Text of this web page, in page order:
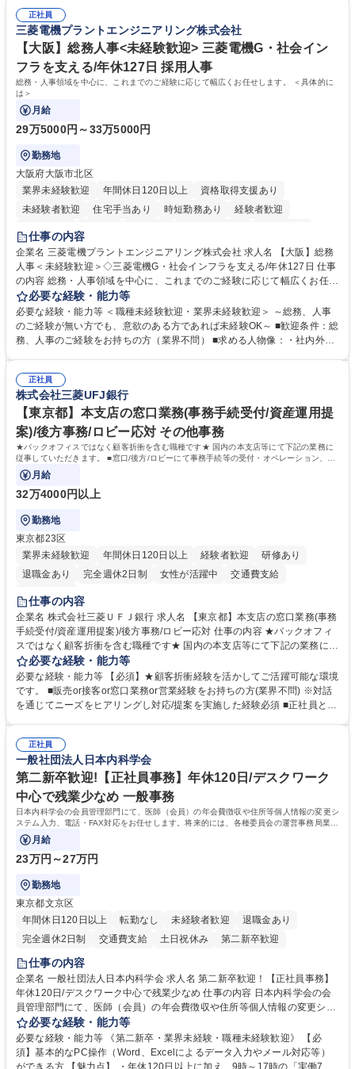
ール対応 ◆常駐先に向けた事業拡大の提案 など 募集職種 大阪|博報堂DY
グループ【CM・SNS広告の入稿サポート業務】9月・10月入社限定！
ャリア・スキルUPを目指したい方 学歴・資格 学歴：大学院 大学 高専 短
大 専修学校 高校 語学力： 資格：
正社員
三菱電機プラントエンジニアリング株式会社
【大阪】総務人事<未経験歓迎> 三菱電機G・社会イン
フラを支える/年休127日 採用人事
総務・人事領域を中心に、これまでのご経験に応じて幅広くお任せします。 ＜具体的に
は＞
月給
29万5000円～33万5000円
勤務地
大阪府大阪市北区
業界未経験歓迎
年間休日120日以上
資格取得支援あり
未経験者歓迎
住宅手当あり 時短勤務あり
経験者歓迎
退職金あり
駅近5分以内
土日祝休み 服装自由 寮・社宅あり 食事補助あり
仕事の内容
企業名 三菱電機プラントエンジニアリング株式会社 求人名 【大阪】総務
人事＜未経験歓迎＞◇三菱電機G・社会インフラを支える/年休127日 仕事
の内容 総務・人事領域を中心に、これまでのご経験に応じて幅広くお任せ
します。 ＜具体的には＞ ・総務/人事労務（給与・社保・勤怠管理など）
・採用・教育研修 ・福利厚生運用 など ※基本的には事務所勤務ですが、
採用や教育等の業務内容により、関西圏以外への日帰り・宿泊を伴う国内
出張もございます。 ※担当業務を持ちつつ、お互いに助け合いながら、総
必要な経験・能力等
必要な経験・能力等 ＜職種未経験歓迎・業界未経験歓迎＞ ～総務、人事
のご経験が無い方でも、意欲のある方であれば未経験OK～ ■歓迎条件：総
務、人事のご経験をお持ちの方（業界不問） ■求める人物像：・社内外の
正社員
株式会社三菱UFJ銀行
【東京都】本支店の窓口業務(事務手続受付/資産運用提
案)/後方事務/ロビー応対 その他事務
★バックオフィスではなく顧客折衝を含む職種です★ 国内の本支店等にて下記の業務に
従事していただきます。 ■窓口/後方/ロビーにて事務手続等の受付・オペレーション、お
客様対応
月給
32万4000円以上
勤務地
東京都23区
業界未経験歓迎
年間休日120日以上 経験者歓迎
研修あり
退職金あり
完全週休2日制 女性が活躍中
交通費支給
土日祝休み
仕事の内容
企業名 株式会社三菱ＵＦＪ銀行 求人名 【東京都】本支店の窓口業務(事務
手続受付/資産運用提案)/後方事務/ロビー応対 仕事の内容 ★バックオフィ
スではなく顧客折衝を含む職種です★ 国内の本支店等にて下記の業務に従
事していただきます。 ■窓口/後方/ロビーにて事務手続等の受付・オペレ
ーション、お客様対応 ■窓口にて、ご来店された個人のお客様に対して金
融商品のご提案 ■効率的な事務運用の検討・構築等 ≪業務紹介：ご応募前
に必ずご覧ください≫ ※記事 https://www.mysite.bk.mufg.jp/career/circle/
必要な経験・能力等
必要な経験・能力等 【必須】★顧客折衝経験を活かしてご活躍可能な環境
です。 ■販売or接客or窓口業務or営業経験をお持ちの方(業界不問) ※対話
を通じてニーズをヒアリングし対応/提案を実施した経験必須 ■正社員とし
るので安心して入行いただけます。 幅広いキャリアの選択肢があり、公募
や社内副業等を活用し、 一人ひとりが挑戦できるカルチャーが浸透してい
ます。 学歴・資格 学歴：大学院 大学 高専 短大 専修学校 高校 語学力：
資格：
正社員
一般社団法人日本内科学会
第二新卒歓迎!【正社員事務】年休120日/デスクワーク
中心で残業少なめ 一般事務
日本内科学会の会員管理部門にて、医師（会員）の年会費徴収や住所等個人情報の変更シ
ステム入力、電話・FAX対応をお任せします。将来的には、各種委員会の運営事務局業務
などにも幅広く携わっていただきます。
月給
23万円～27万円
勤務地
東京都文京区
年間休日120日以上
転勤なし 未経験者歓迎
退職金あり
完全週休2日制
交通費支給 土日祝休み 第二新卒歓迎
仕事の内容
企業名 一般社団法人日本内科学会 求人名 第二新卒歓迎！【正社員事務】
年休120日/デスクワーク中心で残業少なめ 仕事の内容 日本内科学会の会
員管理部門にて、医師（会員）の年会費徴収や住所等個人情報の変更シス
テム入力、電話・FAX対応をお任せします。将来的には、各種委員会の運
営事務局業務などにも幅広く携わっていただきます。 【会員管理・データ
入力業務】 ・医師（会員）の住所変更、個人情報のシステム登録・更新
・年会費の徴収管理や入金データの照合確認 【問い合わせ対応】 ・会員
必要な経験・能力等
必要な経験・能力等 《第二新卒・業界未経験・職種未経験歓迎》 【必
須】基本的なPC操作（Word、Excelによるデータ入力やメール対応等）
ができる方 【魅力点】 ・年休120日以上に加え、9時～17時の「実働7時